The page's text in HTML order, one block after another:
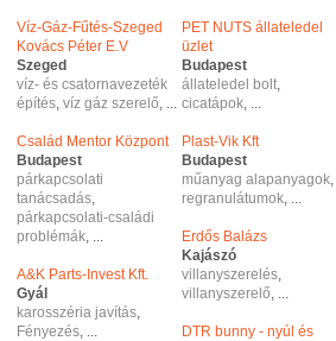
Víz-Gáz-Fűtés-Szeged
Kovács Péter E.V
Szeged
víz- és csatornavezeték
építés,víz gáz szerelő, ...
Család Mentor Központ
Budapest
párkapcsolati
tanácsadás,
párkapcsolati-családi
problémák, ...
A&K Parts-Invest Kft.
Gyál
karosszéria javítás,
Fényezés, ...
PET NUTS állateledel
üzlet
Budapest
állateledel bolt,
cicatápok, ...
Plast-Vik Kft
Budapest
műanyag alapanyagok,
regranulátumok, ...
Erdős Balázs
Kajászó
villanyszerelés,
villanyszerelő, ...
DTR bunny - nyúl és